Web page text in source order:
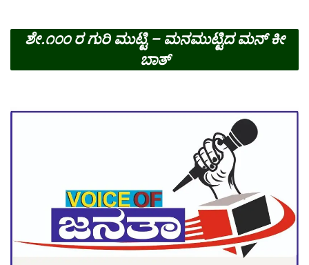
ಶೇ.೧೦೦ ರ ಗುರಿ ಮುಟ್ಟಿ – ಮನಮುಟ್ಟಿದ ಮನ್ ಕೀ
ಬಾತ್